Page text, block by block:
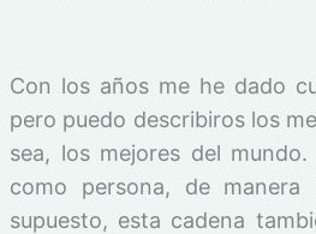
Con los años me he dado
pero puedo describiros los
sea, los mejores del
como persona, de
supuesto, esta cadena